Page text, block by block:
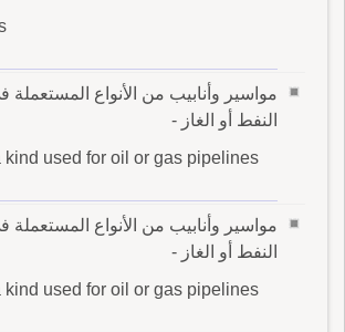
مواسير وأنابيب من الأنواع
النفط أو الغاز -
kind used for oil or gas pipelines
مواسير وأنابيب من الأنواع
النفط أو الغاز -
kind used for oil or gas pipelines